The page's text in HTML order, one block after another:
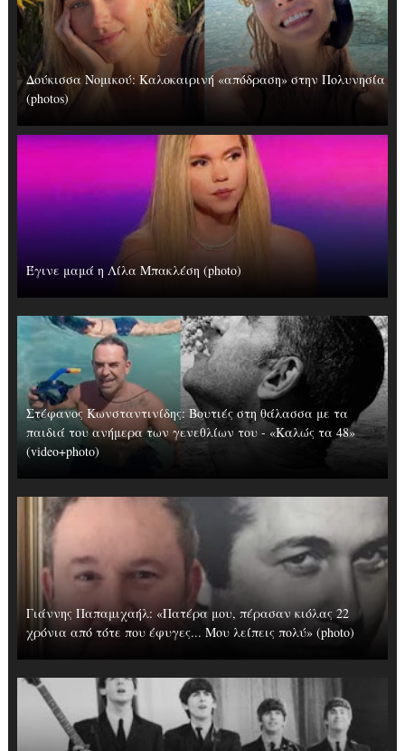
Δούκισσα Νομικού: Καλοκαιρινή «απόδραση» στην Πολυνησία
(photos)
Έγινε μαμά η Λίλα Μπακλέση (photo)
Στέφανος Κωνσταντινίδης: Βουτιές στη θάλασσα με τα
παιδιά του ανήμερα των γενεθλίων του - «Καλώς τα 48»
(video+photo)
Γιάννης Παπαμιχαήλ: «Πατέρα μου, πέρασαν κιόλας 22
χρόνια από τότε που έφυγες... Μου λείπεις πολύ» (photo)